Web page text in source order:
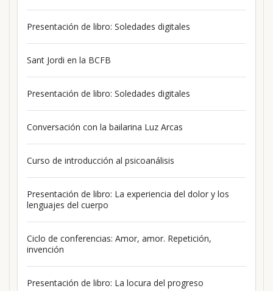
Presentación de libro: Soledades digitales
Sant Jordi en la BCFB
Presentación de libro: Soledades digitales
Conversación con la bailarina Luz Arcas
Curso de introducción al psicoanálisis
Presentación de libro: La experiencia del dolor y los
lenguajes del cuerpo
Ciclo de conferencias: Amor, amor. Repetición,
invención
Presentación de libro: La locura del progreso